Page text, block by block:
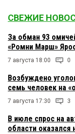
СВЕЖИЕ
За обман 93
«Ромни Марш»
7 августа 18:00 0
Возбуждено
семь человек на
7 августа 17:30 3
В июле спрос на
области оказался